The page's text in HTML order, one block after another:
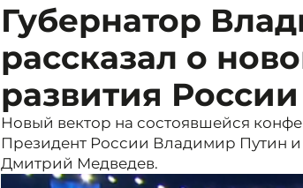
Губернатор
рассказал о
развития
Новый вектор на состоявшейся
Президент России Владимир Путин
Дмитрий Медведев.